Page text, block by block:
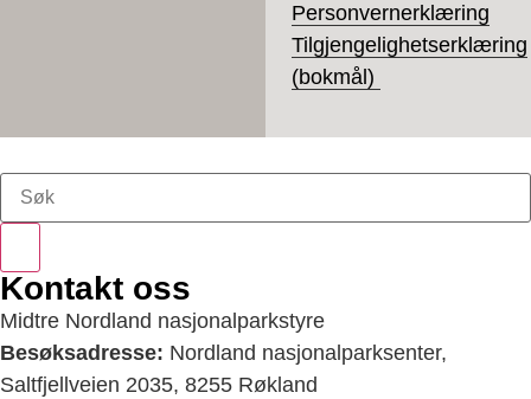
Personvernerklæring
Tilgjengelighetserklæring
(bokmål)
Kontakt oss
Midtre Nordland nasjonalparkstyre
Besøksadresse: Nordland nasjonalparksenter,
Saltfjellveien 2035, 8255 Røkland